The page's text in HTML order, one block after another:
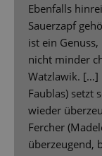
Ebenfalls
Sauerzapf
ist ein
nicht minder
Watzlawik. […]
Faublas) setzt
wieder
Fercher
überzeugend,